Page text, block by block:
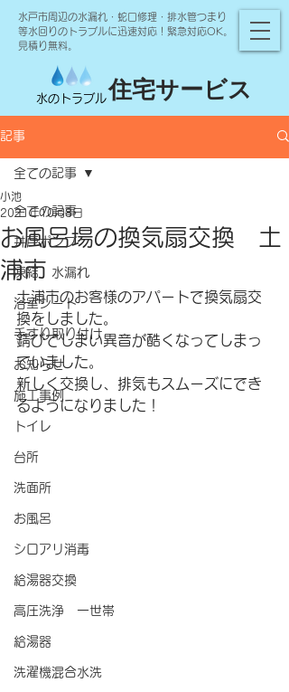
水戸市周辺の水漏れ・蛇口修理・排水管つまり
等水回りのトラブルに迅速対応！緊急対応OK。
見積り無料。
水のトラブル住宅サービス
記事
全ての記事
井戸ポンプ
凍結 水漏れ
浴室シート
手すり取り付け
お知らせ
施工事例
トイレ
台所
洗面所
お風呂
シロアリ消毒
給湯器交換
高圧洗浄 一世帯
給湯器
洗濯機混合水洗
全ての記事
お風呂場の換気扇交換 土
浦市
小池
2021年10月8日
土浦市のお客様のアパートで換気扇交
換をしました。
錆びてしまい異音が酷くなってしまっ
ていました。
新しく交換し、排気もスムーズにでき
るようになりました！